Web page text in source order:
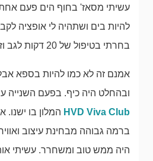
עשיתי מסאז' בחוף הים פעם
להיות בים ושתהיה לי אופציה
בחרתי בטיפול של 20 דקות לגב וזה עלה 20 לב.
אמנם זה לא כמו להיות בספא
ובהחלט היה כיף. בפעם השנייה
HVD Viva Club המלון בו
ברמה גבוהה מבחינת עיצוב
היה ממש טוב ומשחרר. עשיתי